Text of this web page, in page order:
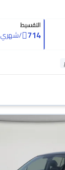
التقسيط
714
/شهري